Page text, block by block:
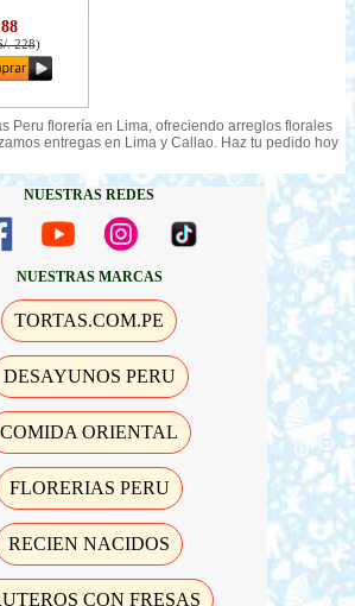
. 228)
Peru florería en Lima, ofreciendo arreglos florales
entregas en Lima y Callao. Haz tu pedido hoy
NUESTRAS REDES
NUESTRAS MARCAS
TORTAS.COM.PE
DESAYUNOS PERU
COMIDA ORIENTAL
FLORERIAS PERU
RECIEN NACIDOS
CON FRESAS